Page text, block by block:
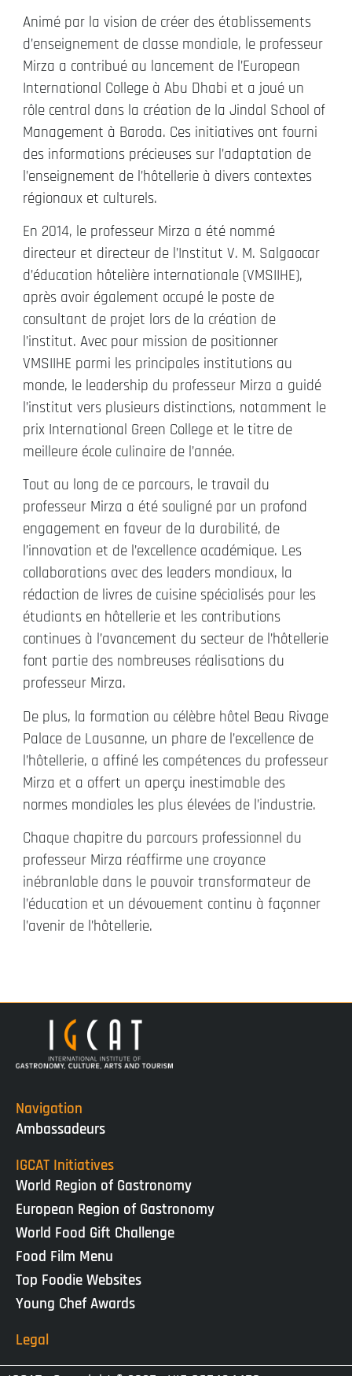
Animé par la vision de créer des établissements
d’enseignement de classe mondiale, le professeur
Mirza a contribué au lancement de l’European
International College à Abu Dhabi et a joué un
rôle central dans la création de la Jindal School of
Management à Baroda. Ces initiatives ont fourni
des informations précieuses sur l’adaptation de
l’enseignement de l’hôtellerie à divers contextes
régionaux et culturels.
En 2014, le professeur Mirza a été nommé
directeur et directeur de l’Institut V. M. Salgaocar
d’éducation hôtelière internationale (VMSIIHE),
après avoir également occupé le poste de
consultant de projet lors de la création de
l’institut. Avec pour mission de positionner
VMSIIHE parmi les principales institutions au
monde, le leadership du professeur Mirza a guidé
l’institut vers plusieurs distinctions, notamment le
prix International Green College et le titre de
meilleure école culinaire de l’année.
Tout au long de ce parcours, le travail du
professeur Mirza a été souligné par un profond
engagement en faveur de la durabilité, de
l’innovation et de l’excellence académique. Les
collaborations avec des leaders mondiaux, la
rédaction de livres de cuisine spécialisés pour les
étudiants en hôtellerie et les contributions
continues à l’avancement du secteur de l’hôtellerie
font partie des nombreuses réalisations du
professeur Mirza.
De plus, la formation au célèbre hôtel Beau Rivage
Palace de Lausanne, un phare de l’excellence de
l’hôtellerie, a affiné les compétences du professeur
Mirza et a offert un aperçu inestimable des
normes mondiales les plus élevées de l’industrie.
Chaque chapitre du parcours professionnel du
professeur Mirza réaffirme une croyance
inébranlable dans le pouvoir transformateur de
l’éducation et un dévouement continu à façonner
l’avenir de l’hôtellerie.
Navigation
Ambassadeurs
IGCAT Initiatives
World Region of Gastronomy
European Region of Gastronomy
World Food Gift Challenge
Food Film Menu
Top Foodie Websites
Young Chef Awards
Legal